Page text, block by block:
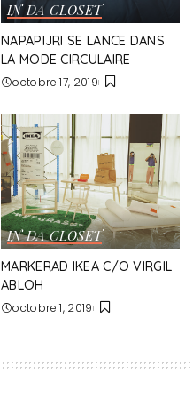
IN DA CLOSET
NAPAPIJRI SE LANCE DANS
LA MODE CIRCULAIRE
octobre 17, 2019
IN DA CLOSET
MARKERAD IKEA C/O VIRGIL
ABLOH
octobre 1, 2019